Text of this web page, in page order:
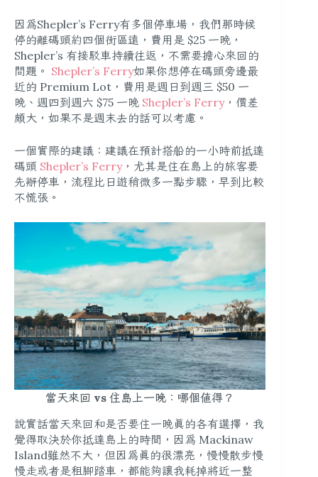
因為Shepler’s Ferry有多個停車場，我們那時候
停的離碼頭約四個街區遠，費用是 $25 一晚，
Shepler’s 有接駁車持續往返，不需要擔心來回的
問題。 Shepler’s Ferry如果你想停在碼頭旁邊最
近的 Premium Lot，費用是週日到週三 $50 一
晚、週四到週六 $75 一晚 Shepler’s Ferry，價差
頗大，如果不是週末去的話可以考慮。
一個實際的建議：建議在預計搭船的一小時前抵達
碼頭 Shepler’s Ferry，尤其是住在島上的旅客要
先辦停車，流程比日遊稍微多一點步驟，早到比較
不慌張。
當天來回 vs 住島上一晚：哪個值得？
說實話當天來回和是否要住一晚真的各有選擇，我
覺得取決於你抵達島上的時間，因為 Mackinaw
Island雖然不大，但因為真的很漂亮，慢慢散步慢
慢走或者是租腳踏車，都能夠讓我耗掉將近一整